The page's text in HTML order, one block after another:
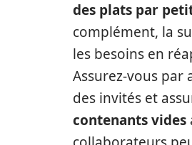
des plats par
complément, la
les besoins en
Assurez-vous
des invités et
contenants vides